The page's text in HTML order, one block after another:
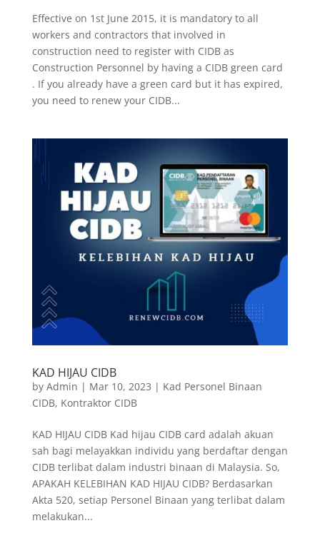
Effective on 1st June 2015, it is mandatory to all
workers and contractors that involved in
construction need to register with CIDB as
Construction Personnel by having a CIDB green card
. If you already have a green card but it has expired,
you need to renew your CIDB...
KAD HIJAU CIDB
by Admin | Mar 10, 2023 | Kad Personel Binaan
CIDB, Kontraktor CIDB
KAD HIJAU CIDB Kad hijau CIDB card adalah akuan
sah bagi melayakkan individu yang berdaftar dengan
CIDB terlibat dalam industri binaan di Malaysia. So,
APAKAH KELEBIHAN KAD HIJAU CIDB? Berdasarkan
Akta 520, setiap Personel Binaan yang terlibat dalam
melakukan...